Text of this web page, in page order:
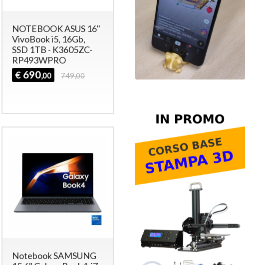
NOTEBOOK ASUS 16"
VivoBook i5, 16Gb,
SSD 1TB - K3605ZC-
RP493WPRO
€ 690,00 749,00
Notebook SAMSUNG